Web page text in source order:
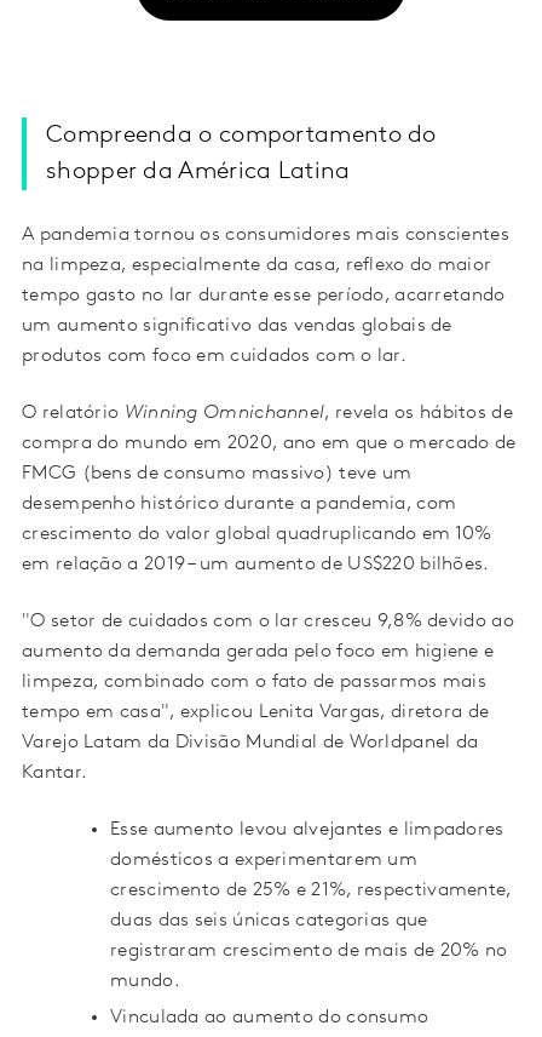
Compreenda o comportamento do
shopper da América Latina
A pandemia tornou os consumidores mais conscientes
na limpeza, especialmente da casa, reflexo do maior
tempo gasto no lar durante esse período, acarretando
um aumento significativo das vendas globais de
produtos com foco em cuidados com o lar.
O relatório Winning Omnichannel, revela os hábitos de
compra do mundo em 2020, ano em que o mercado de
FMCG (bens de consumo massivo) teve um
desempenho histórico durante a pandemia, com
crescimento do valor global quadruplicando em 10%
em relação a 2019 – um aumento de US$220 bilhões.
"O setor de cuidados com o lar cresceu 9,8% devido ao
aumento da demanda gerada pelo foco em higiene e
limpeza, combinado com o fato de passarmos mais
tempo em casa", explicou Lenita Vargas, diretora de
Varejo Latam da Divisão Mundial de Worldpanel da
Kantar.
Esse aumento levou alvejantes e limpadores
domésticos a experimentarem um
crescimento de 25% e 21%, respectivamente,
duas das seis únicas categorias que
registraram crescimento de mais de 20% no
mundo.
Vinculada ao aumento do consumo